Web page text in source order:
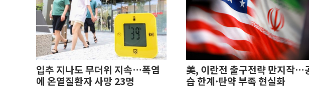
입추 지나도 무더위 지속…폭염
에 온열질환자 사망 23명
美, 이란전 출구전략 만지작…
습 한계·탄약 부족 현실화